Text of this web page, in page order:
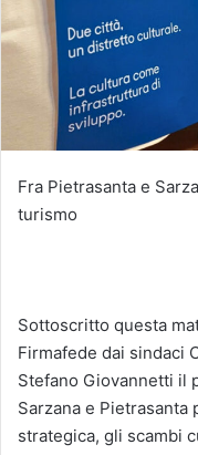
Fra Pietrasanta e
turismo
Sottoscritto questa
Firmafede dai sindaci
Stefano Giovannetti il
Sarzana e
strategica, gli scambi